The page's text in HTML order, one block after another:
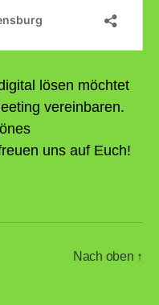
lösen möchtet
vereinbaren.
uns auf Euch!
Nach oben ↑